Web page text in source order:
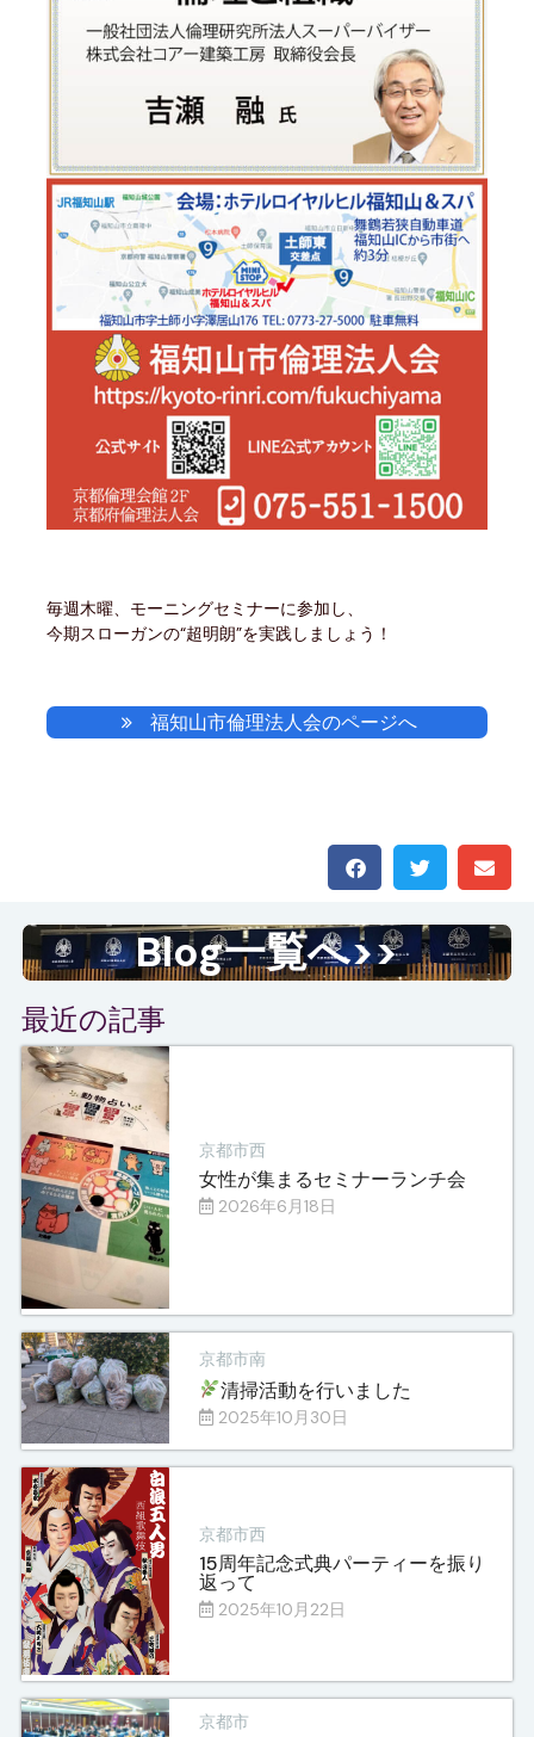
毎週木曜、モーニングセミナーに参加し、
今期スローガンの“超明朗”を実践しましょう！
福知山市倫理法人会のページへ
Blog一覧へ>>
最近の記事
京都市西
女性が集まるセミナーランチ会
2026年6月18日
京都市南
清掃活動を行いました
2025年10月30日
京都市西
15周年記念式典パーティーを振り
返って
2025年10月22日
京都市